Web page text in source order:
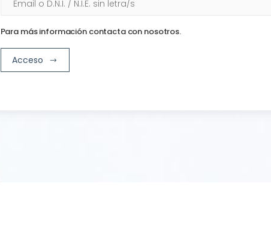
Para más información contacta con nosotros.
Acceso